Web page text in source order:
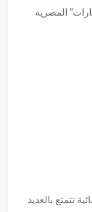
المصرية
تتمتع بالعديد